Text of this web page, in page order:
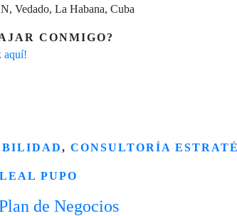
Vedado, La Habana, Cuba
CONMIGO?
aquí!
, CONSULTORÍA
PUPO
de Negocios